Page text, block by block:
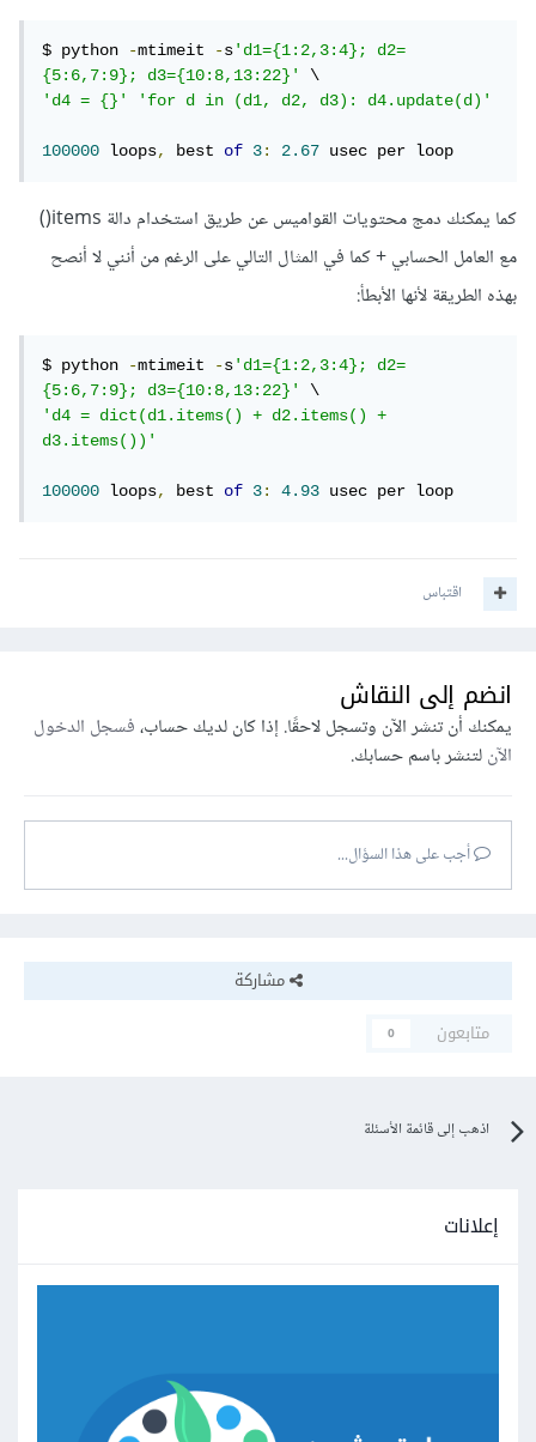
$ python -mtimeit -s'd1={1:2,3:4}; d2=
{5:6,7:9}; d3={10:8,13:22}'
'd4 = {}'
'for d in (d1, d2, d3): d4.update(d)'
100000 loops, best of 3: 2.67 usec per loop
كما يمكنك دمج محتويات القواميس عن طريق استخدام دالة items()
مع العامل الحسابي + كما في المثال التالي على الرغم من أنني لا أنصح
بهذه الطريقة لأنها الأبطأ:
$ python -mtimeit -s'd1={1:2,3:4}; d2=
{5:6,7:9}; d3={10:8,13:22}'
'd4 = dict(d1.items() + d2.items() +
d3.items())'
100000 loops, best of 3: 4.93 usec per loop
اقتباس
انضم إلى النقاش
يمكنك أن تنشر الآن وتسجل لاحقًا. إذا كان لديك حساب،فسجل الدخول
الآنلتنشر باسم حسابك.
أجب على هذا السؤال...
مشاركة
متابعون
0
اذهب إلى قائمة الأسئلة
إعلانات